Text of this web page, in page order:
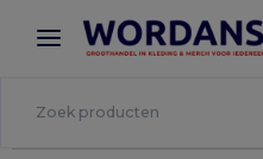
× Wordans-app
Betere prijzen in de app!